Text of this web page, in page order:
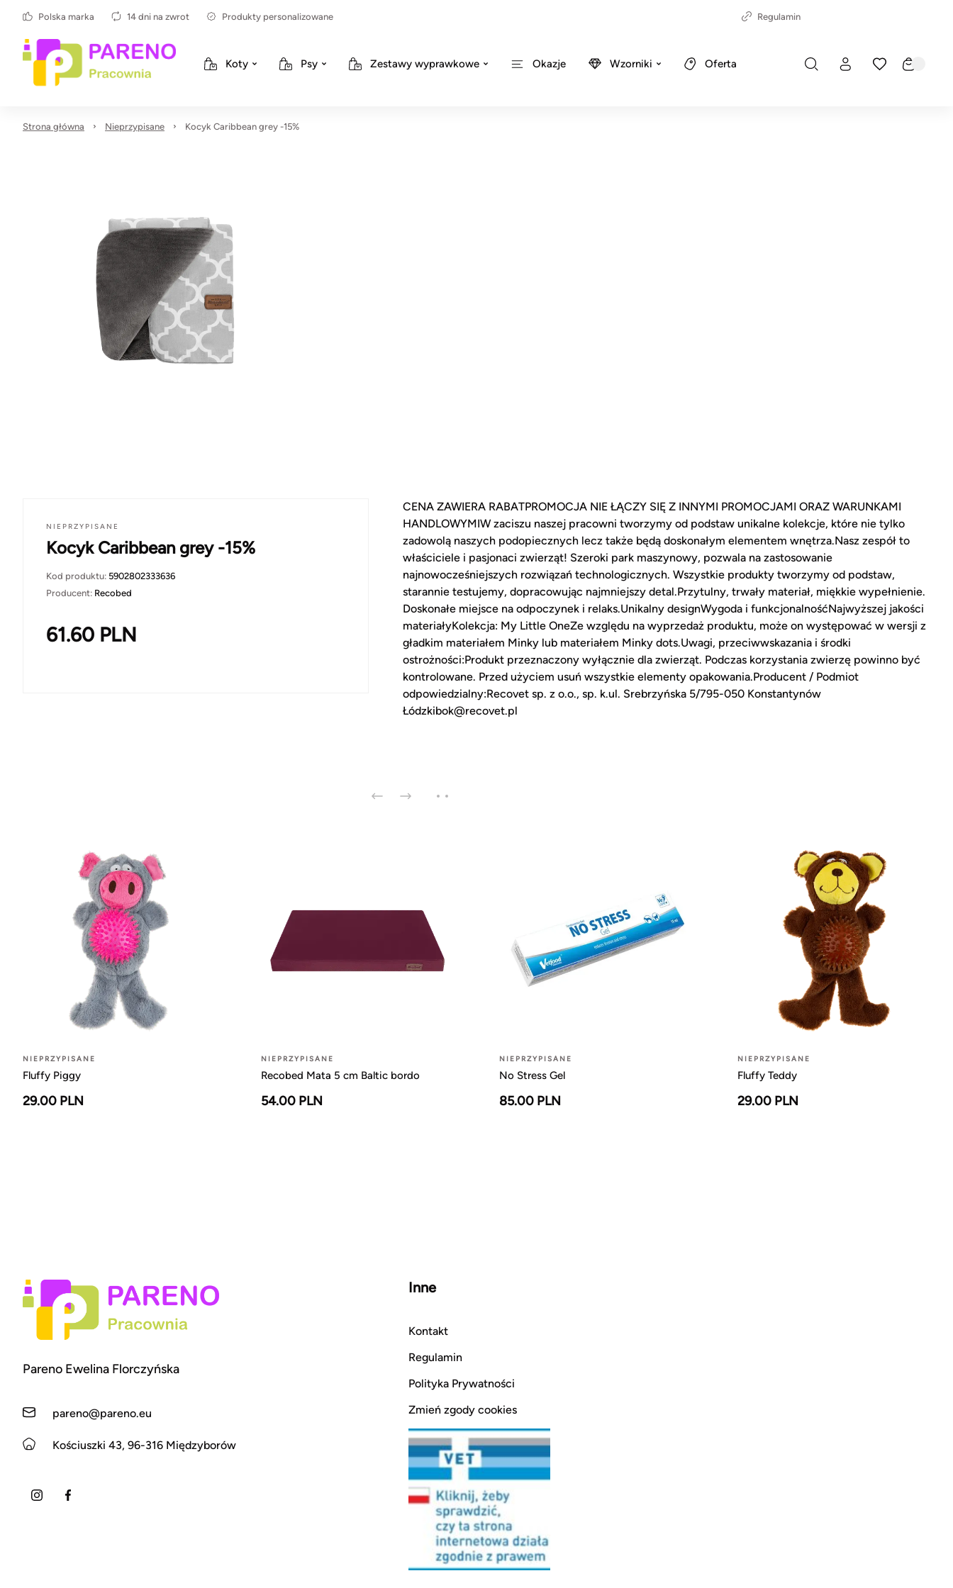
Polska marka 14 dni na zwrot Produkty personalizowane Regulamin
Koty Psy Zestawy wyprawkowe Okazje Wzorniki Oferta
Strona główna Nieprzypisane Kocyk Caribbean grey -15%
NIEPRZYPISANE
Kocyk Caribbean grey -15%
Kod produktu: 5902802333636
Producent: Recobed
61.60 PLN
CENA ZAWIERA RABATPROMOCJA NIE ŁĄCZY SIĘ Z INNYMI PROMOCJAMI ORAZ WARUNKAMI
HANDLOWYMIW zaciszu naszej pracowni tworzymy od podstaw unikalne kolekcje, które nie tylko
zadowolą naszych podopiecznych lecz także będą doskonałym elementem wnętrza.Nasz zespół to
właściciele i pasjonaci zwierząt! Szeroki park maszynowy, pozwala na zastosowanie
najnowocześniejszych rozwiązań technologicznych. Wszystkie produkty tworzymy od podstaw,
starannie testujemy, dopracowując najmniejszy detal.Przytulny, trwały materiał, miękkie wypełnienie.
Doskonałe miejsce na odpoczynek i relaks.Unikalny designWygoda i funkcjonalnośćNajwyższej jakości
materiałyKolekcja: My Little OneZe względu na wyprzedaż produktu, może on występować w wersji z
gładkim materiałem Minky lub materiałem Minky dots.Uwagi, przeciwwskazania i środki
ostrożności:Produkt przeznaczony wyłącznie dla zwierząt. Podczas korzystania zwierzę powinno być
kontrolowane. Przed użyciem usuń wszystkie elementy opakowania.Producent / Podmiot
odpowiedzialny:Recovet sp. z o.o., sp. k.ul. Srebrzyńska 5/795-050 Konstantynów
Łódzkibok@recovet.pl
NIEPRZYPISANE
Fluffy Piggy
29.00 PLN
NIEPRZYPISANE
Recobed Mata 5 cm Baltic bordo
54.00 PLN
NIEPRZYPISANE
No Stress Gel
85.00 PLN
NIEPRZYPISANE
Fluffy Teddy
29.00 PLN
Pareno Ewelina Florczyńska
pareno@pareno.eu
Kościuszki 43, 96-316 Międzyborów
Inne
Kontakt
Regulamin
Polityka Prywatności
Zmień zgody cookies